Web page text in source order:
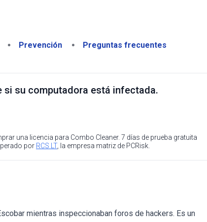
Prevención Preguntas frecuentes
si su computadora está infectada.
una licencia para Combo Cleaner. 7 días de prueba gratuita
por RCS LT, la empresa matriz de PCRisk.
mientras inspeccionaban foros de hackers. Es un